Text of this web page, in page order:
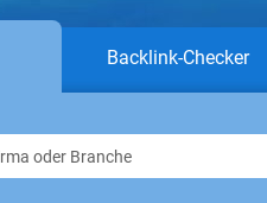
Backlink-Checker